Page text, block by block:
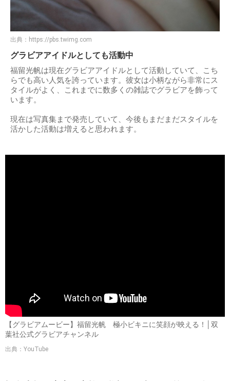
出典： https://pbs.twimg.com
グラビアアイドルとしても活動中
福留光帆は現在グラビアアイドルとして活動していて、こち
らでも高い人気を誇っています。彼女は小柄ながら非常にス
タイルがよく、これまでに数多くの雑誌でグラビアを飾って
います。
現在は写真集まで発売していて、今後もまだまだスタイルを
活かした活動は増えると思われます。
【グラビアムービー】福留光帆 極小ビキニに笑顔が映える！│双
葉社公式グラビアチャンネル
出典：YouTube